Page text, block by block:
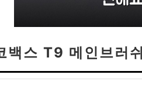
백스 T9 메인브러